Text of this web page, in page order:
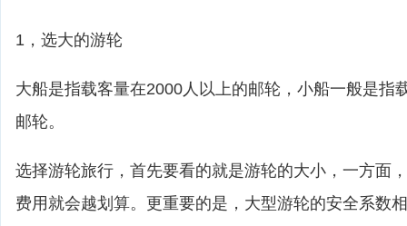
1，选大的游轮
大船是指载客量在2000人以上的邮轮，小船一般是指
邮轮。
选择游轮旅行，首先要看的就是游轮的大小，一方面
费用就会越划算。更重要的是，大型游轮的安全系数